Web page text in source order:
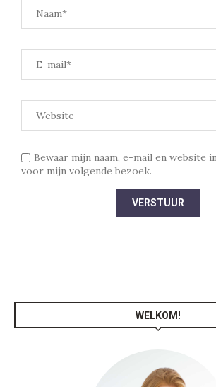
Bewaar mijn naam, e-mail en website
voor mijn volgende bezoek.
WELKOM!